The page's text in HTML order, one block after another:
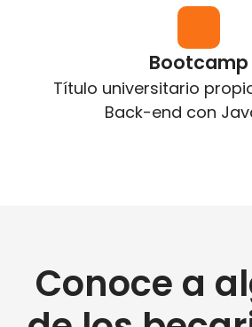
Bootcamp
Título universitario
Back-end con
Conoce a